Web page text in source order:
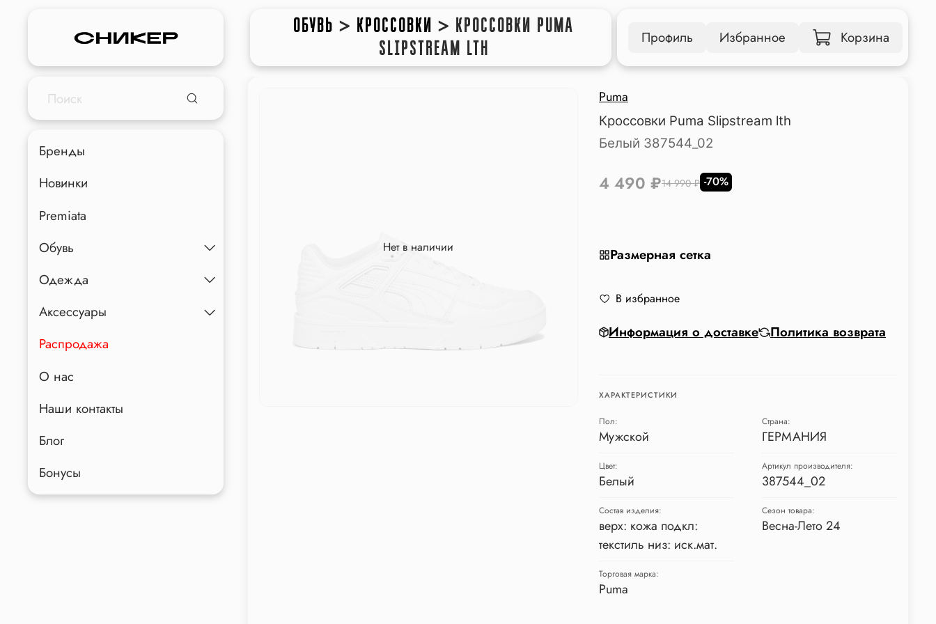
ОБУВЬ > КРОССОВКИ > КРОССОВКИ PUMA
SLIPSTREAM LTH
Профиль Избранное Корзина
Нет в наличии
Puma
Кроссовки Puma Slipstream lth
Белый 387544_02
Размерная сетка
4 490 ₽14 990 ₽ -70%
В избранное
Информация о доставке Политика возврата
ХАРАКТЕРИСТИКИ
Пол:
Мужской
Страна:
ГЕРМАНИЯ
Цвет:
Белый
Артикул производителя:
387544_02
Состав изделия:
верх: кожа подкл:
текстиль низ: иск.мат.
Сезон товара:
Весна-Лето 24
Торговая марка:
Puma
Бренды
Новинки
Premiata
Обувь
Одежда
Аксессуары
Распродажа
О нас
Наши контакты
Блог
Бонусы